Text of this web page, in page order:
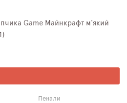
Game Майнкрафт м'який
Пенали